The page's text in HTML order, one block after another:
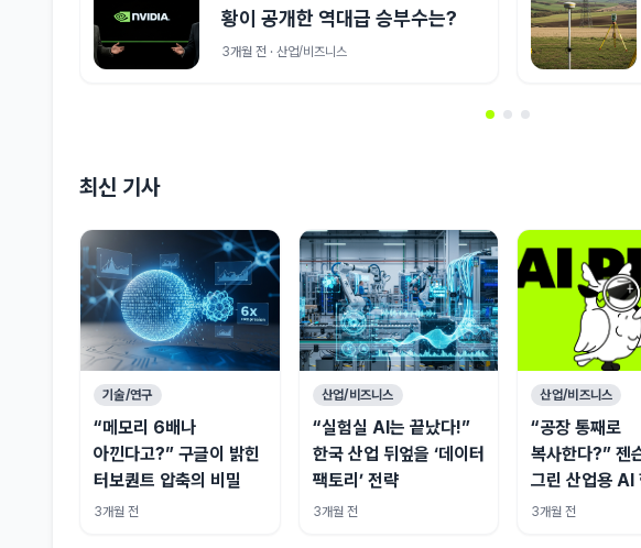
황이 공개한 역대급 승부수는?
3개월 전 · 산업/비즈니스
최신 기사
기술/연구
“메모리 6배나
아낀다고?” 구글이 밝힌
터보퀀트 압축의 비밀
3개월 전
산업/비즈니스
“실험실 AI는 끝났다!”
한국 산업 뒤엎을 ‘데이터
팩토리’ 전략
3개월 전
산업/비즈니스
“공장 통째로
복사한다?” 젠
그린 산업용 AI
3개월 전